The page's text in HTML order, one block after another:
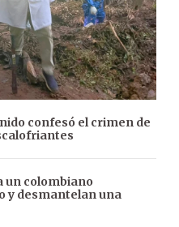
confesó el crimen de
un colombiano
y desmantelan una